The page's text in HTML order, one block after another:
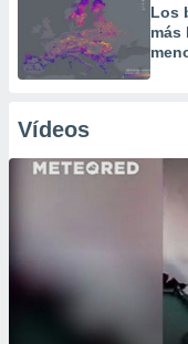
Los
más
Vídeos